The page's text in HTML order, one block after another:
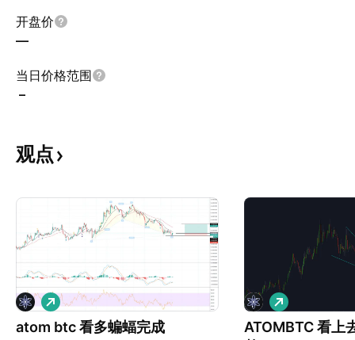
开盘价
—
当日价格范围
–
观点
atom btc 看多蝙蝠完成
做
多
ATOMBTC 看上
做
多